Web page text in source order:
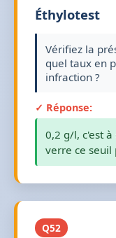
Éthylotest
Vérifiez la
quel taux en
infraction ?
✓ Réponse:
0,2 g/l, c'est
verre ce seuil
Q52